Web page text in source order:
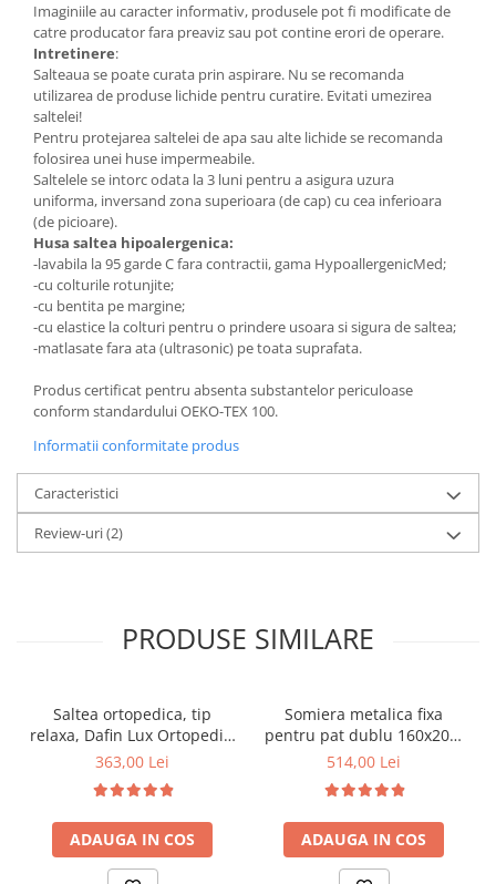
Imaginiile au caracter informativ, produsele pot fi modificate de
catre producator fara preaviz sau pot contine erori de operare.
Intretinere:
Salteaua se poate curata prin aspirare. Nu se recomanda
utilizarea de produse lichide pentru curatire. Evitati umezirea
saltelei!
Pentru protejarea saltelei de apa sau alte lichide se recomanda
folosirea unei huse impermeabile.
Saltelele se intorc odata la 3 luni pentru a asigura uzura
uniforma, inversand zona superioara (de cap) cu cea inferioara
(de picioare).
Husa saltea hipoalergenica:
-lavabila la 95 garde C fara contractii, gama HypoallergenicMed;
-cu colturile rotunjite;
-cu bentita pe margine;
-cu elastice la colturi pentru o prindere usoara si sigura de saltea;
-matlasate fara ata (ultrasonic) pe toata suprafata.
Produs certificat pentru absenta substantelor periculoase
conform standardului OEKO-TEX 100.
Informatii conformitate produs
Caracteristici
Review-uri(2)
PRODUSE SIMILARE
Saltea ortopedica, tip
relaxa, Dafin Lux Ortopedic,
90x200x21cm, fermitate
tip Bonell, fata vara-iarna,
sistem de aerisire cu
butoni, Salt Confort
363,00 Lei
ADAUGA IN COS
Somiera metalica fixa
pentru pat dublu 160x200,
6 picioare, 32 lamele lemn
saltea ferm, negru
514,00 Lei
ADAUGA IN COS